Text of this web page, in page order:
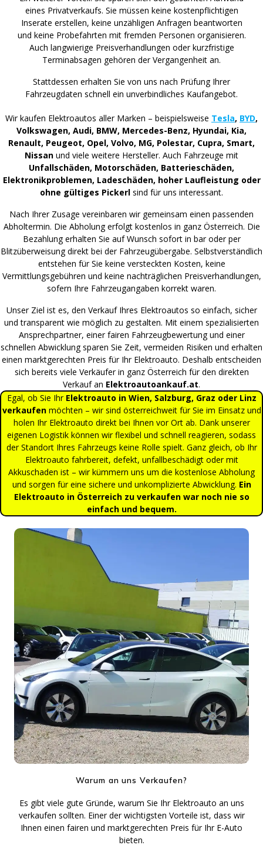
eines Privatverkaufs. Sie müssen keine kostenpflichtigen
Inserate erstellen, keine unzähligen Anfragen beantworten
und keine Probefahrten mit fremden Personen organisieren.
Auch langwierige Preisverhandlungen oder kurzfristige
Terminabsagen gehören der Vergangenheit an.
Stattdessen erhalten Sie von uns nach Prüfung Ihrer
Fahrzeugdaten schnell ein unverbindliches Kaufangebot.
Wir kaufen Elektroautos aller Marken – beispielsweise Tesla, BYD,
Volkswagen, Audi, BMW, Mercedes-Benz, Hyundai, Kia,
Renault, Peugeot, Opel, Volvo, MG, Polestar, Cupra, Smart,
Nissan und viele weitere Hersteller. Auch Fahrzeuge mit
Unfallschäden, Motorschäden, Batterieschäden,
Elektronikproblemen, Ladeschäden, hoher Laufleistung oder
ohne gültiges Pickerl sind für uns interessant.
Nach Ihrer Zusage vereinbaren wir gemeinsam einen passenden
Abholtermin. Die Abholung erfolgt kostenlos in ganz Österreich. Die
Bezahlung erhalten Sie auf Wunsch sofort in bar oder per
Blitzüberweisung direkt bei der Fahrzeugübergabe. Selbstverständlich
entstehen für Sie keine versteckten Kosten, keine
Vermittlungsgebühren und keine nachträglichen Preisverhandlungen,
sofern Ihre Fahrzeugangaben korrekt waren.
Unser Ziel ist es, den Verkauf Ihres Elektroautos so einfach, sicher
und transparent wie möglich zu gestalten. Mit einem spezialisierten
Ansprechpartner, einer fairen Fahrzeugbewertung und einer
schnellen Abwicklung sparen Sie Zeit, vermeiden Risiken und erhalten
einen marktgerechten Preis für Ihr Elektroauto. Deshalb entscheiden
sich bereits viele Verkäufer in ganz Österreich für den direkten
Verkauf an Elektroautoankauf.at.
Egal, ob Sie Ihr Elektroauto in Wien, Salzburg, Graz oder Linz
verkaufenmöchten – wir sind österreichweit für Sie im Einsatz und
holen Ihr Elektroauto direkt bei Ihnen vor Ort ab. Dank unserer
eigenen Logistik können wir flexibel und schnell reagieren, sodass
der Standort Ihres Fahrzeugs keine Rolle spielt. Ganz gleich, ob Ihr
Elektroauto fahrbereit, defekt, unfallbeschädigt oder mit
Akkuschaden ist – wir kümmern uns um die kostenlose Abholung
und sorgen für eine sichere und unkomplizierte Abwicklung. Ein
Elektroauto in Österreich zu verkaufen war noch nie so
einfach und bequem.
Warum an uns Verkaufen?
Es gibt viele gute Gründe, warum Sie Ihr Elektroauto an uns
verkaufen sollten. Einer der wichtigsten Vorteile ist, dass wir
Ihnen einen fairen und marktgerechten Preis für Ihr E-Auto
bieten.